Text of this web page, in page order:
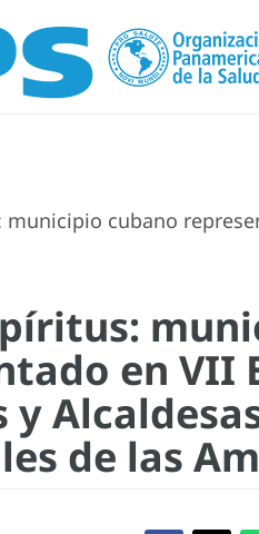
municipio cubano
en VII
y
de las